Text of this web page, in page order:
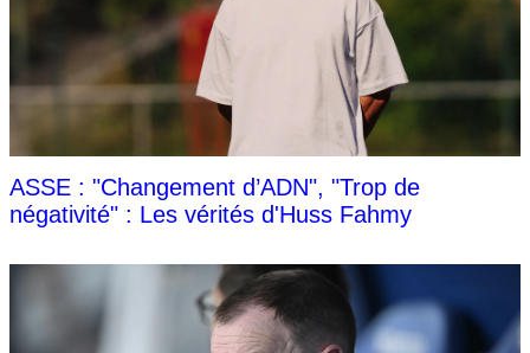
ASSE : "Changement d’ADN", "Trop de
négativité" : Les vérités d'Huss Fahmy